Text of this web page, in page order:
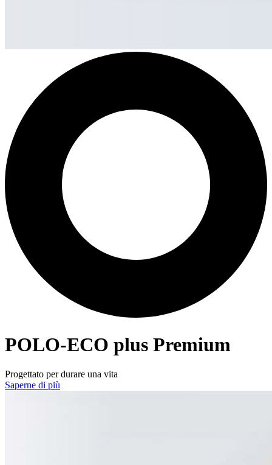
POLO-ECO plus Premium
Progettato per durare una vita
Saperne di più